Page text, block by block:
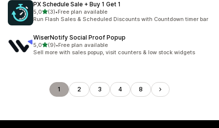
PX Schedule Sale + Buy 1 Get 1
5,0de 5 estrelas
(3)
3 total de avaliações
•Free plan available
Run Flash Sales & Scheduled Discounts with Countdown timer bar
WiserNotify Social Proof Popup
5,0de 5 estrelas
(9)
9 total de avaliações
•Free plan available
Sell more with sales popup, visit counters & low stock widgets
1 2 3 4 8